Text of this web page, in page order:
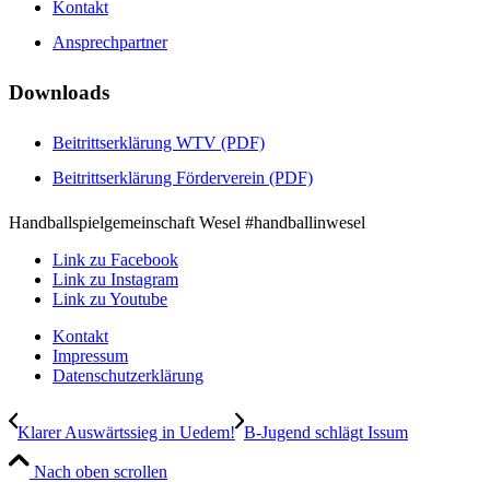
Kontakt
Ansprechpartner
Downloads
Beitrittserklärung WTV (PDF)
Beitrittserklärung Förderverein (PDF)
Handballspielgemeinschaft Wesel #handballinwesel
Link zu Facebook
Link zu Instagram
Link zu Youtube
Kontakt
Impressum
Datenschutzerklärung
Klarer Auswärtssieg in Uedem! B-Jugend schlägt Issum
Nach oben scrollen